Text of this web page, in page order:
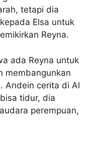
tetapi dia
Elsa untuk
Reyna.
ada Reyna untuk
membangunkan
Andein cerita di Al
tidur, dia
perempuan,